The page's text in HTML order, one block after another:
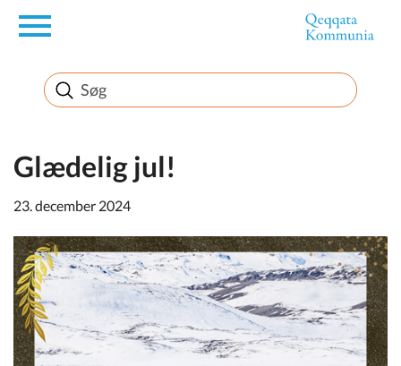
en
Borger
Erhverv
Politik
Turisme
Selvbetjening
Glædelig jul!
23. december 2024